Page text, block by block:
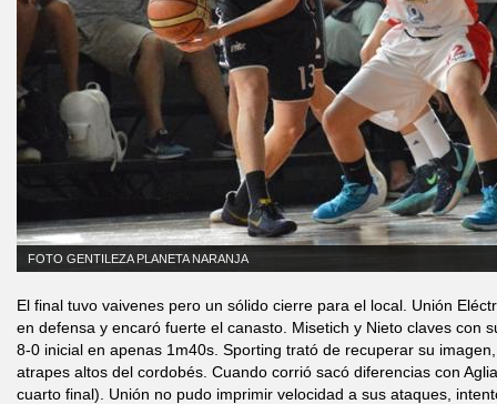
FOTO GENTILEZA PLANETA NARANJA
El final tuvo vaivenes pero un sólido cierre para el local. Unión
en defensa y encaró fuerte el canasto. Misetich y Nieto claves con
8-0 inicial en apenas 1m40s. Sporting trató de recuperar su
atrapes altos del cordobés. Cuando corrió sacó diferencias con
cuarto final). Unión no pudo imprimir velocidad a sus ataques,